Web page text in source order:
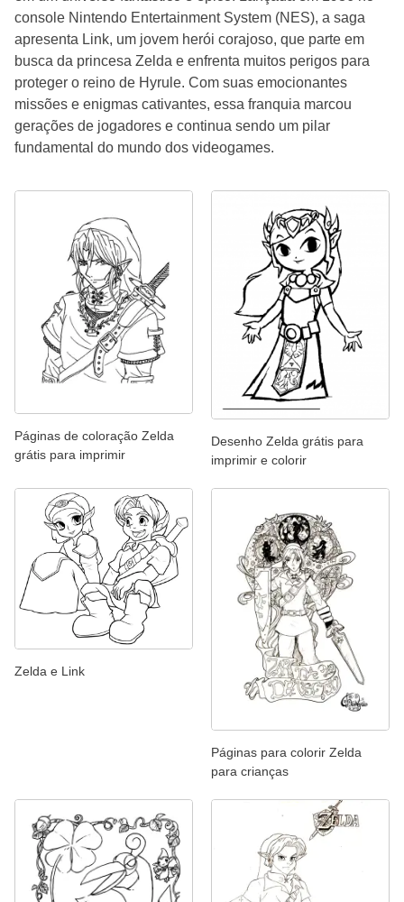
console Nintendo Entertainment System (NES), a saga
apresenta Link, um jovem herói corajoso, que parte em
busca da princesa Zelda e enfrenta muitos perigos para
proteger o reino de Hyrule. Com suas emocionantes
missões e enigmas cativantes, essa franquia marcou
gerações de jogadores e continua sendo um pilar
fundamental do mundo dos videogames.
Páginas de coloração Zelda
grátis para imprimir
Desenho Zelda grátis para
imprimir e colorir
Zelda e Link
Páginas para colorir Zelda
para crianças